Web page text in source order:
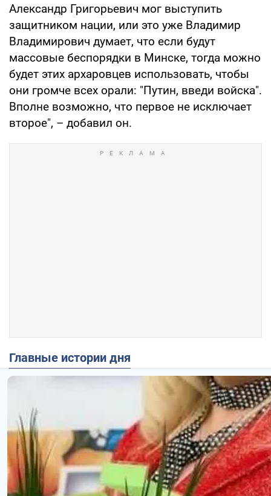
Александр Григорьевич мог выступить
защитником нации, или это уже Владимир
Владимирович думает, что если будут
массовые беспорядки в Минске, тогда можно
будет этих архаровцев использовать, чтобы
они громче всех орали: "Путин, введи войска".
Вполне возможно, что первое не исключает
второе", – добавил он.
Главные истории дня